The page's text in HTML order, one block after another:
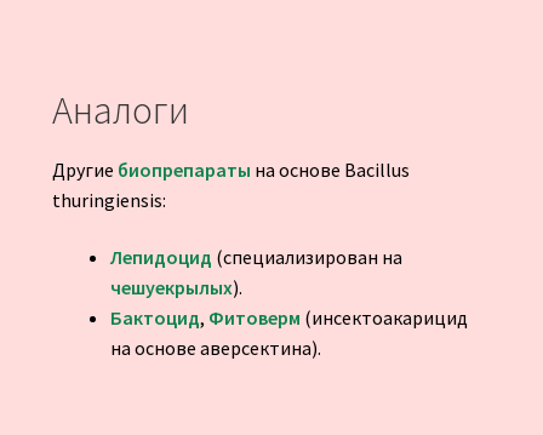
Аналоги
Другие биопрепараты на основе Bacillus
thuringiensis:
Лепидоцид (специализирован на
чешуекрылых).
Бактоцид, Фитоверм (инсектоакарицид
на основе аверсектина).